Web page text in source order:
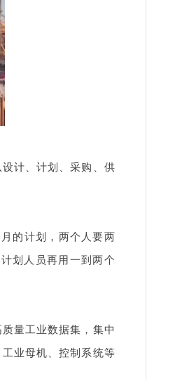
计、计划、采购、供
的计划，两个人要两
划人员再用一到两个
量工业数据集，集中
业母机、控制系统等